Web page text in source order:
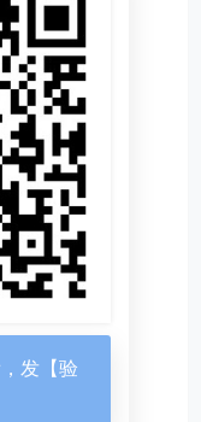
发【验